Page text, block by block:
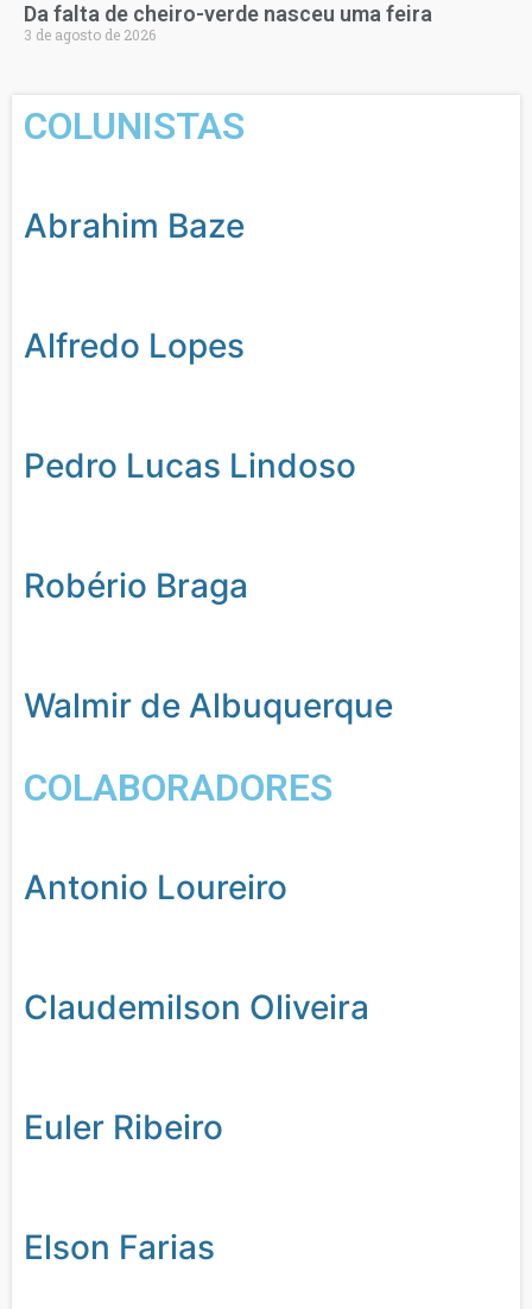
Da falta de cheiro-verde nasceu uma feira
3 de agosto de 2026
COLUNISTAS
Abrahim Baze
Alfredo Lopes
Pedro Lucas Lindoso
Robério Braga
Walmir de Albuquerque
COLABORADORES
Antonio Loureiro
Claudemilson Oliveira
Euler Ribeiro
Elson Farias